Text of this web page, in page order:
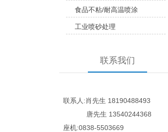
食品不粘/耐高温喷涂
工业喷砂处理
联系我们
联系人:肖先生 18190488493
唐先生 13540244368
座机:0838-5503669